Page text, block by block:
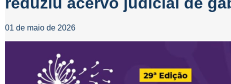
01 de maio de 2026